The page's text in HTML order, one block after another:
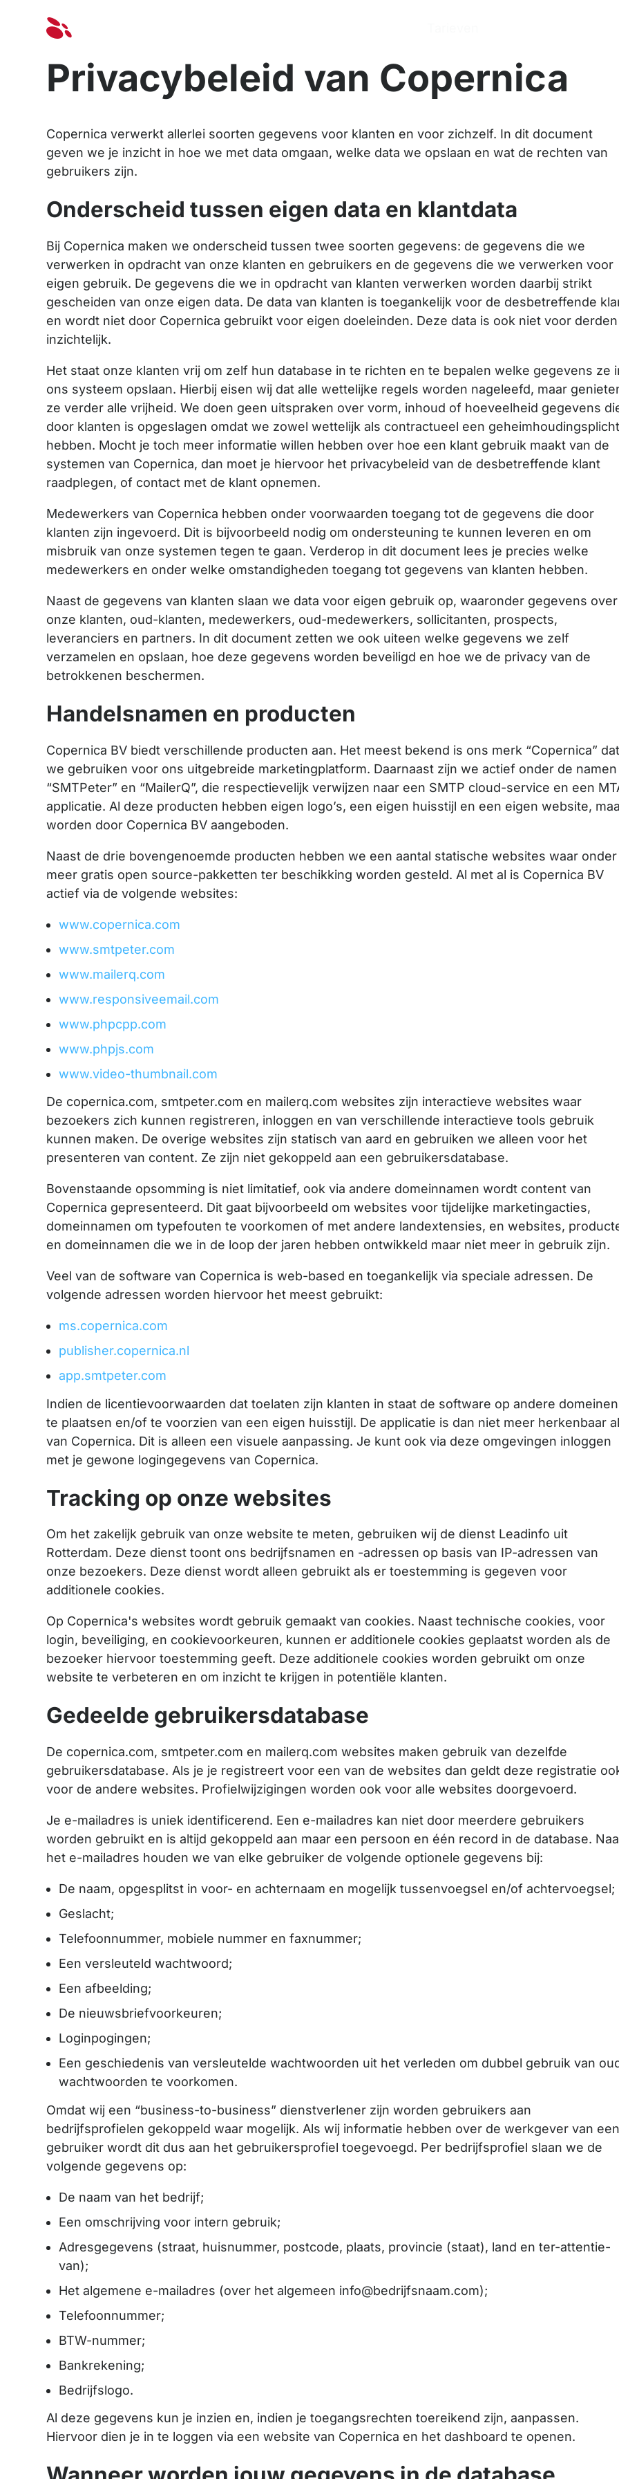
Privacybeleid van Copernica
Copernica verwerkt allerlei soorten gegevens voor klanten en voor zichzelf. In dit document
geven we je inzicht in hoe we met data omgaan, welke data we opslaan en wat de rechten van
gebruikers zijn.
Onderscheid tussen eigen data en klantdata
Bij Copernica maken we onderscheid tussen twee soorten gegevens: de gegevens die we
verwerken in opdracht van onze klanten en gebruikers en de gegevens die we verwerken voor
eigen gebruik. De gegevens die we in opdracht van klanten verwerken worden daarbij strikt
gescheiden van onze eigen data. De data van klanten is toegankelijk voor de desbetreffende
en wordt niet door Copernica gebruikt voor eigen doeleinden. Deze data is ook niet voor derden
inzichtelijk.
Het staat onze klanten vrij om zelf hun database in te richten en te bepalen welke gegevens ze
ons systeem opslaan. Hierbij eisen wij dat alle wettelijke regels worden nageleefd, maar
ze verder alle vrijheid. We doen geen uitspraken over vorm, inhoud of hoeveelheid gegevens
door klanten is opgeslagen omdat we zowel wettelijk als contractueel een
hebben. Mocht je toch meer informatie willen hebben over hoe een klant gebruik maakt van de
systemen van Copernica, dan moet je hiervoor het privacybeleid van de desbetreffende klant
raadplegen, of contact met de klant opnemen.
Medewerkers van Copernica hebben onder voorwaarden toegang tot de gegevens die door
klanten zijn ingevoerd. Dit is bijvoorbeeld nodig om ondersteuning te kunnen leveren en om
misbruik van onze systemen tegen te gaan. Verderop in dit document lees je precies welke
medewerkers en onder welke omstandigheden toegang tot gegevens van klanten hebben.
Naast de gegevens van klanten slaan we data voor eigen gebruik op, waaronder gegevens over
onze klanten, oud-klanten, medewerkers, oud-medewerkers, sollicitanten, prospects,
leveranciers en partners. In dit document zetten we ook uiteen welke gegevens we zelf
verzamelen en opslaan, hoe deze gegevens worden beveiligd en hoe we de privacy van de
betrokkenen beschermen.
Handelsnamen en producten
Copernica BV biedt verschillende producten aan. Het meest bekend is ons merk “Copernica”
we gebruiken voor ons uitgebreide marketingplatform. Daarnaast zijn we actief onder de namen
“SMTPeter” en “MailerQ”, die respectievelijk verwijzen naar een SMTP cloud-service en een
applicatie. Al deze producten hebben eigen logo’s, een eigen huisstijl en een eigen website,
worden door Copernica BV aangeboden.
Naast de drie bovengenoemde producten hebben we een aantal statische websites waar onder
meer gratis open source-pakketten ter beschikking worden gesteld. Al met al is Copernica BV
actief via de volgende websites:
www.copernica.com
www.smtpeter.com
www.mailerq.com
www.responsiveemail.com
www.phpcpp.com
www.phpjs.com
www.video-thumbnail.com
De copernica.com, smtpeter.com en mailerq.com websites zijn interactieve websites waar
bezoekers zich kunnen registreren, inloggen en van verschillende interactieve tools gebruik
kunnen maken. De overige websites zijn statisch van aard en gebruiken we alleen voor het
presenteren van content. Ze zijn niet gekoppeld aan een gebruikersdatabase.
Bovenstaande opsomming is niet limitatief, ook via andere domeinnamen wordt content van
Copernica gepresenteerd. Dit gaat bijvoorbeeld om websites voor tijdelijke marketingacties,
domeinnamen om typefouten te voorkomen of met andere landextensies, en websites,
en domeinnamen die we in de loop der jaren hebben ontwikkeld maar niet meer in gebruik zijn.
Veel van de software van Copernica is web-based en toegankelijk via speciale adressen. De
volgende adressen worden hiervoor het meest gebruikt:
ms.copernica.com
publisher.copernica.nl
app.smtpeter.com
Indien de licentievoorwaarden dat toelaten zijn klanten in staat de software op andere domeinen
te plaatsen en/of te voorzien van een eigen huisstijl. De applicatie is dan niet meer herkenbaar
van Copernica. Dit is alleen een visuele aanpassing. Je kunt ook via deze omgevingen inloggen
met je gewone logingegevens van Copernica.
Tracking op onze websites
Om het zakelijk gebruik van onze website te meten, gebruiken wij de dienst Leadinfo uit
Rotterdam. Deze dienst toont ons bedrijfsnamen en -adressen op basis van IP-adressen van
onze bezoekers. Deze dienst wordt alleen gebruikt als er toestemming is gegeven voor
additionele cookies.
Op Copernica's websites wordt gebruik gemaakt van cookies. Naast technische cookies, voor
login, beveiliging, en cookievoorkeuren, kunnen er additionele cookies geplaatst worden als de
bezoeker hiervoor toestemming geeft. Deze additionele cookies worden gebruikt om onze
website te verbeteren en om inzicht te krijgen in potentiële klanten.
Gedeelde gebruikersdatabase
De copernica.com, smtpeter.com en mailerq.com websites maken gebruik van dezelfde
gebruikersdatabase. Als je je registreert voor een van de websites dan geldt deze registratie
voor de andere websites. Profielwijzigingen worden ook voor alle websites doorgevoerd.
Je e-mailadres is uniek identificerend. Een e-mailadres kan niet door meerdere gebruikers
worden gebruikt en is altijd gekoppeld aan maar een persoon en één record in de database.
het e-mailadres houden we van elke gebruiker de volgende optionele gegevens bij:
De naam, opgesplitst in voor- en achternaam en mogelijk tussenvoegsel en/of achtervoegsel;
Geslacht;
Telefoonnummer, mobiele nummer en faxnummer;
Een versleuteld wachtwoord;
Een afbeelding;
De nieuwsbriefvoorkeuren;
Loginpogingen;
Een geschiedenis van versleutelde wachtwoorden uit het verleden om dubbel gebruik van
wachtwoorden te voorkomen.
Omdat wij een “business-to-business” dienstverlener zijn worden gebruikers aan
bedrijfsprofielen gekoppeld waar mogelijk. Als wij informatie hebben over de werkgever van
gebruiker wordt dit dus aan het gebruikersprofiel toegevoegd. Per bedrijfsprofiel slaan we de
volgende gegevens op:
De naam van het bedrijf;
Een omschrijving voor intern gebruik;
Adresgegevens (straat, huisnummer, postcode, plaats, provincie (staat), land en ter-attentie-
van);
Het algemene e-mailadres (over het algemeen info@bedrijfsnaam.com);
Telefoonnummer;
BTW-nummer;
Bankrekening;
Bedrijfslogo.
Al deze gegevens kun je inzien en, indien je toegangsrechten toereikend zijn, aanpassen.
Hiervoor dien je in te loggen via een website van Copernica en het dashboard te openen.